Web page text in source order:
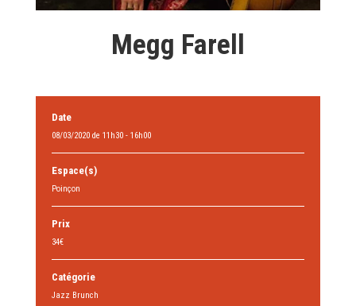
Megg Farell
Date
08/03/2020 de 11h30 - 16h00
Espace(s)
Poinçon
Prix
34€
Catégorie
Jazz Brunch